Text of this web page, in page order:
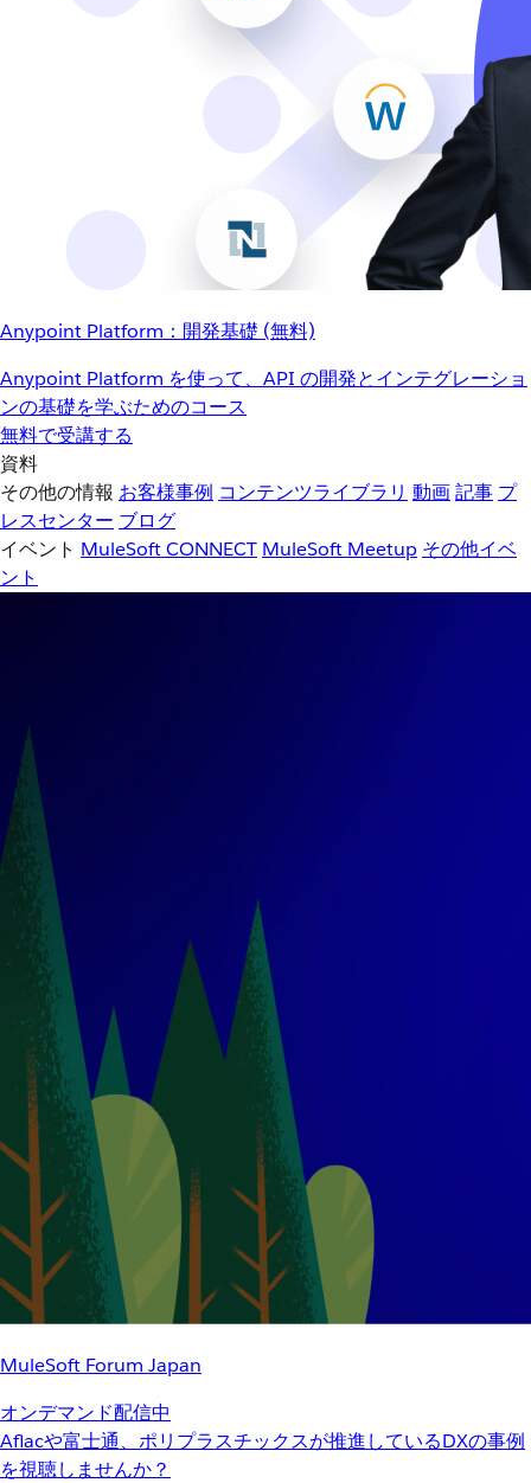
Anypoint Platform：開発基礎 (無料)
Anypoint Platform を使って、API の開発とインテグレーショ
ンの基礎を学ぶためのコース
無料で受講する
資料
その他の情報 お客様事例 コンテンツライブラリ 動画記事 プ
レスセンター ブログ
イベント MuleSoft CONNECT MuleSoft Meetup その他イベ
ント
MuleSoft Forum Japan
オンデマンド配信中
Aflacや富士通、ポリプラスチックスが推進しているDXの事例
を視聴しませんか？